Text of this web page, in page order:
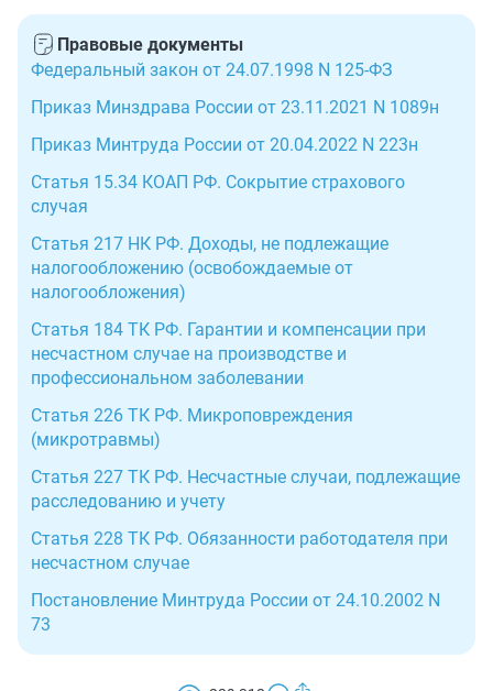
Правовые документы
Федеральный закон от 24.07.1998 N 125-ФЗ
Приказ Минздрава России от 23.11.2021 N 1089н
Приказ Минтруда России от 20.04.2022 N 223н
Статья 15.34 КОАП РФ. Сокрытие страхового
случая
Статья 217 НК РФ. Доходы, не подлежащие
налогообложению (освобождаемые от
налогообложения)
Статья 184 ТК РФ. Гарантии и компенсации при
несчастном случае на производстве и
профессиональном заболевании
Статья 226 ТК РФ. Микроповреждения
(микротравмы)
Статья 227 ТК РФ. Несчастные случаи, подлежащие
расследованию и учету
Статья 228 ТК РФ. Обязанности работодателя при
несчастном случае
Постановление Минтруда России от 24.10.2002 N
73